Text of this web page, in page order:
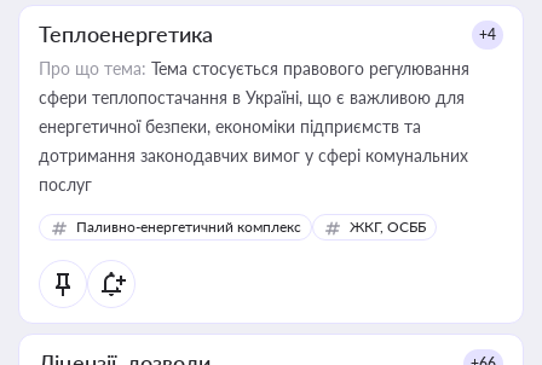
Теплоенергетика +4
Про що тема: Тема стосується правового регулювання
сфери теплопостачання в Україні, що є важливою для
енергетичної безпеки, економіки підприємств та
дотримання законодавчих вимог у сфері комунальних
послуг
Паливно-енергетичний комплекс ЖКГ, ОСББ